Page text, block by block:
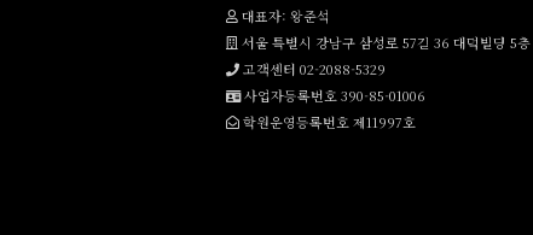
대표자: 왕준석
서울 특별시 강남구 삼성로 57길 36 대덕빌딩 5층
고객센터 02-2088-5329
사업자등록번호 390-85-01006
학원운영등록번호 제11997호